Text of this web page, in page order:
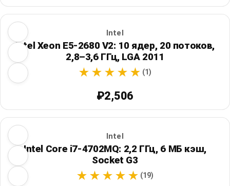
Intel
Intel Xeon E5-2680 V2: 10 ядер, 20 потоков,
2,8–3,6 ГГц, LGA 2011
(1)
₽2,506
Intel
Intel Core i7-4702MQ: 2,2 ГГц, 6 МБ кэш,
Socket G3
(19)